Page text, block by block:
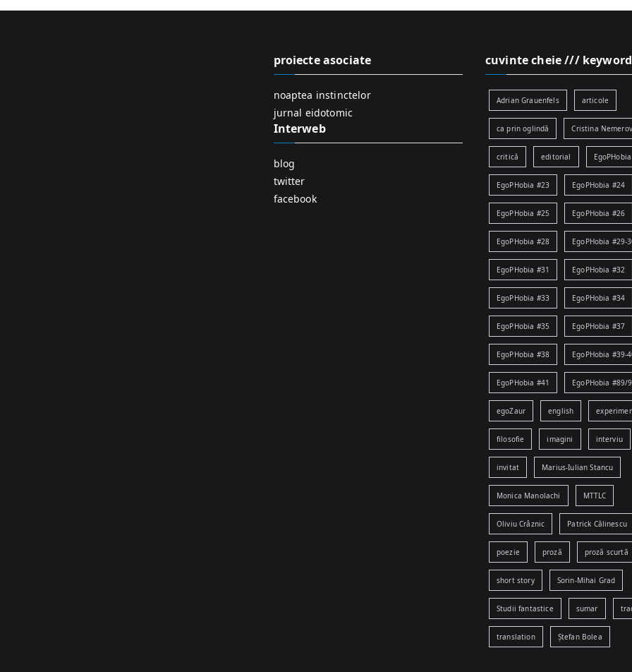
proiecte asociate
noaptea instinctelor
jurnal eidotomic
Interweb
blog
twitter
facebook
cuvinte cheie ///
Adrian Grauenfels articole
ca prin oglindă Cristina
critică editorial
EgoPHobia #23 EgoPHobia #24
EgoPHobia #25 EgoPHobia #26
EgoPHobia #28 EgoPHobia #29-
EgoPHobia #31 EgoPHobia #32
EgoPHobia #33 EgoPHobia #34
EgoPHobia #35 EgoPHobia #37
EgoPHobia #38 EgoPHobia #39-
EgoPHobia #41 EgoPHobia #89/
egoZaur english
filosofie imagini interviu
invitat Marius-Iulian Stancu
Monica Manolachi MTTLC
Oliviu Crâznic Patrick Călinescu
poezie proză proză scurtă
short story Sorin-Mihai Grad
Studii fantastice sumar
translation Ștefan Bolea